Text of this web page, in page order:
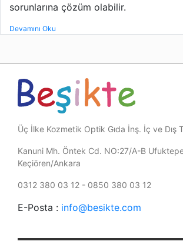
sorunlarına çözüm olabilir.
Devamını Oku
Üç İlke Kozmetik Optik Gıda İnş. İç ve Dış
Kanuni Mh. Öntek Cd. NO:27/A-B
Keçiören/Ankara
0312 380 03 12 - 0850 380 03 12
E-Posta : info@besikte.com